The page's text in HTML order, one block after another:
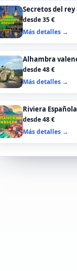
Secretos del
desde 35 €
Más detalles →
Alhambra
desde 48 €
Más detalles →
Riviera Española
desde 48 €
Más detalles →